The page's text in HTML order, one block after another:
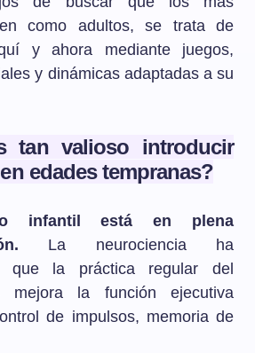
como adultos, se trata de
y ahora mediante juegos,
y dinámicas adaptadas a su
tan valioso introducir
edades tempranas?
infantil está en plena
La neurociencia ha
que la práctica regular del
mejora la función ejecutiva
de impulsos, memoria de